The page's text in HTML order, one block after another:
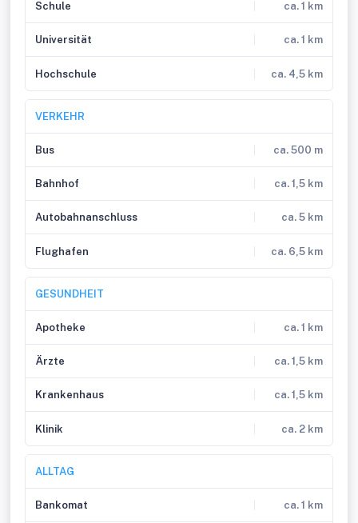
Schule ca. 1 km
Universität ca. 1 km
Hochschule ca. 4,5 km
VERKEHR
Bus ca. 500 m
Bahnhof ca. 1,5 km
Autobahnanschluss ca. 5 km
Flughafen ca. 6,5 km
GESUNDHEIT
Apotheke ca. 1 km
Ärzte ca. 1,5 km
Krankenhaus ca. 1,5 km
Klinik ca. 2 km
ALLTAG
Bankomat ca. 1 km